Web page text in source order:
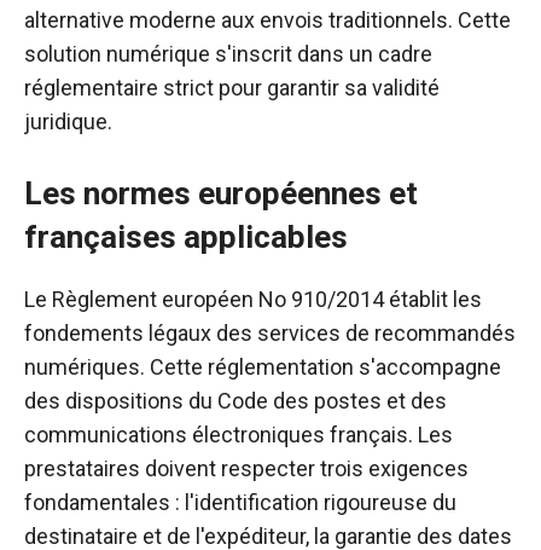
alternative moderne aux envois traditionnels. Cette
solution numérique s'inscrit dans un cadre
réglementaire strict pour garantir sa validité
juridique.
Les normes européennes et
françaises applicables
Le Règlement européen No 910/2014 établit les
fondements légaux des services de recommandés
numériques. Cette réglementation s'accompagne
des dispositions du Code des postes et des
communications électroniques français. Les
prestataires doivent respecter trois exigences
fondamentales : l'identification rigoureuse du
destinataire et de l'expéditeur, la garantie des dates